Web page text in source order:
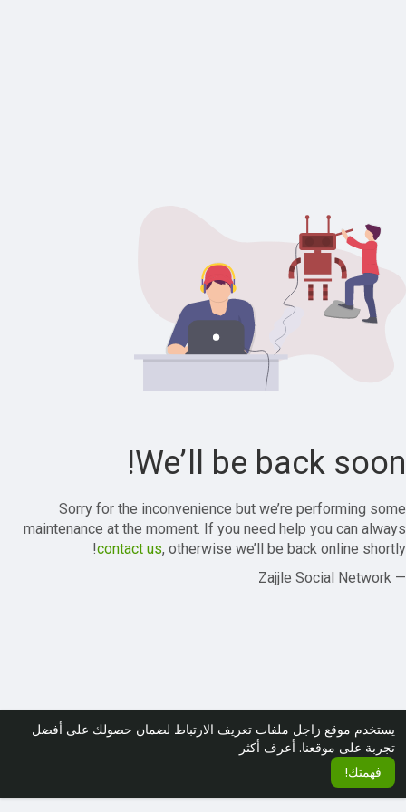
يستخدم موقع زاجل ملفات تعريف الارتباط لضمان حصولك على أفضل
تجربة على موقعنا. أعرف أكثر
فهمتك!
We’ll be back soon!
Sorry for the inconvenience but we’re performing some
maintenance at the moment. If you need help you can always
contact us, otherwise we’ll be back online shortly!
— Zajjle Social Network